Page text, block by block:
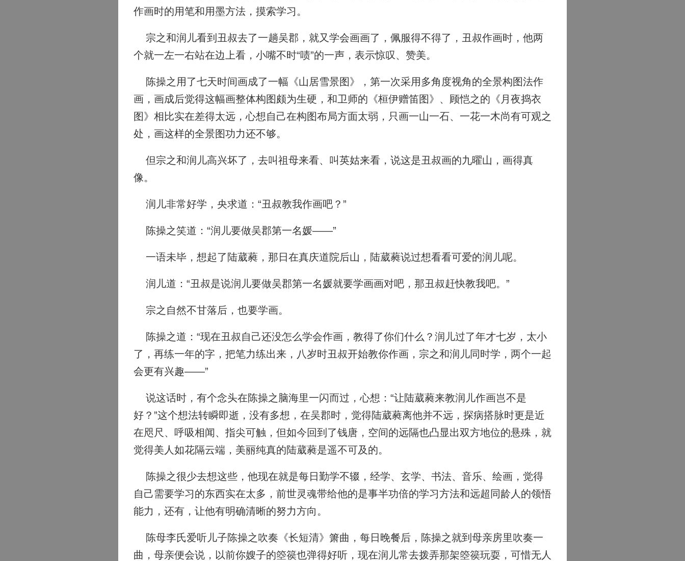
作画时的用笔和用墨方法，摸索学习。
宗之和润儿看到丑叔去了一趟吴郡，就又学会画画了，佩服得不得了，丑叔作画时，他两
个就一左一右站在边上看，小嘴不时“啧”的一声，表示惊叹、赞美。
陈操之用了七天时间画成了一幅《山居雪景图》，第一次采用多角度视角的全景构图法作
画，画成后觉得这幅画整体构图颇为生硬，和卫师的《桓伊赠笛图》、顾恺之的《月夜捣衣
图》相比实在差得太远，心想自己在构图布局方面太弱，只画一山一石、一花一木尚有可观之
处，画这样的全景图功力还不够。
但宗之和润儿高兴坏了，去叫祖母来看、叫英姑来看，说这是丑叔画的九曜山，画得真
像。
润儿非常好学，央求道：“丑叔教我作画吧？”
陈操之笑道：“润儿要做吴郡第一名媛——”
一语未毕，想起了陆葳蕤，那日在真庆道院后山，陆葳蕤说过想看看可爱的润儿呢。
润儿道：“丑叔是说润儿要做吴郡第一名媛就要学画画对吧，那丑叔赶快教我吧。”
宗之自然不甘落后，也要学画。
陈操之道：“现在丑叔自己还没怎么学会作画，教得了你们什么？润儿过了年才七岁，太小
了，再练一年的字，把笔力练出来，八岁时丑叔开始教你作画，宗之和润儿同时学，两个一起
会更有兴趣——”
说这话时，有个念头在陈操之脑海里一闪而过，心想：“让陆葳蕤来教润儿作画岂不是
好？”这个想法转瞬即逝，没有多想，在吴郡时，觉得陆葳蕤离他并不远，探病搭脉时更是近
在咫尺、呼吸相闻、指尖可触，但如今回到了钱唐，空间的远隔也凸显出双方地位的悬殊，就
觉得美人如花隔云端，美丽纯真的陆葳蕤是遥不可及的。
陈操之很少去想这些，他现在就是每日勤学不辍，经学、玄学、书法、音乐、绘画，觉得
自己需要学习的东西实在太多，前世灵魂带给他的是事半功倍的学习方法和远超同龄人的领悟
能力，还有，让他有明确清晰的努力方向。
陈母李氏爱听儿子陈操之吹奏《长短清》箫曲，每日晚餐后，陈操之就到母亲房里吹奏一
曲，母亲便会说，以前你嫂子的箜篌也弹得好听，现在润儿常去拨弄那架箜篌玩耍，可惜无人